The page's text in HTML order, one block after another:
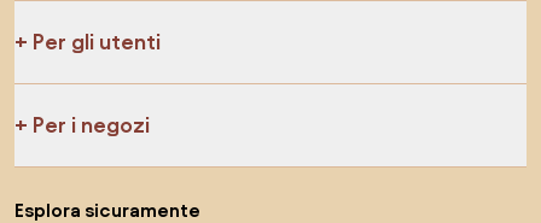
Per gli utenti
Per i negozi
Esplora sicuramente